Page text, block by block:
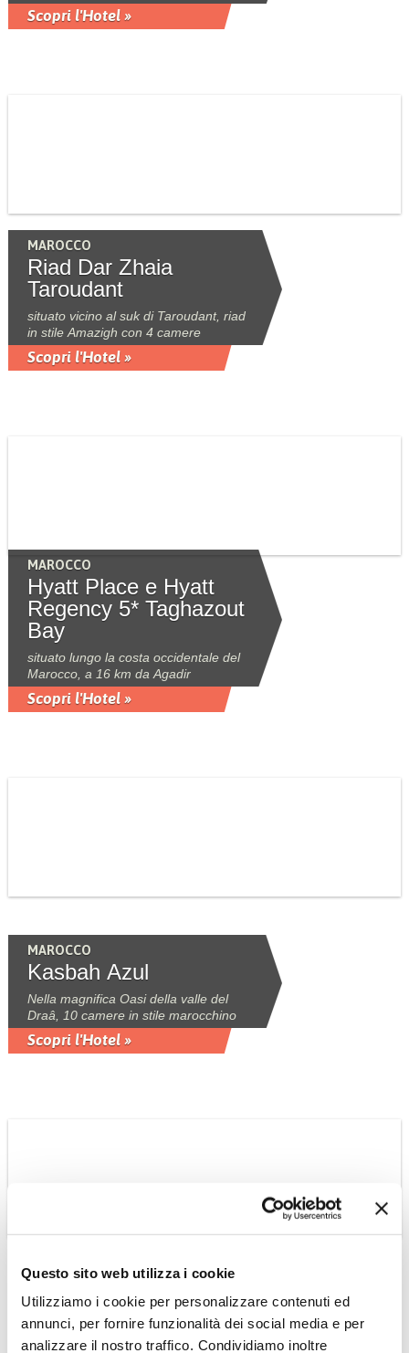
Questo sito web utilizza i cookie
Utilizziamo i cookie per personalizzare contenuti ed
annunci, per fornire funzionalità dei social media e per
analizzare il nostro traffico. Condividiamo inoltre
Scopri l'Hotel »
MAROCCO
Riad Dar Zhaia
Taroudant
situato vicino al suk di Taroudant, riad
in stile Amazigh con 4 camere
Scopri l'Hotel »
MAROCCO
Hyatt Place e Hyatt
Regency 5* Taghazout
Bay
situato lungo la costa occidentale del
Marocco, a 16 km da Agadir
Scopri l'Hotel »
MAROCCO
Kasbah Azul
Nella magnifica Oasi della valle del
Draâ, 10 camere in stile marocchino
Scopri l'Hotel »
Dar Jasmine boutique
hotel